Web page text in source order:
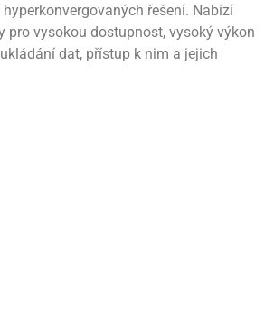
řešení. Nabízí
pro vysokou dostupnost, vysoký výkon
dat, přístup k nim a jejich